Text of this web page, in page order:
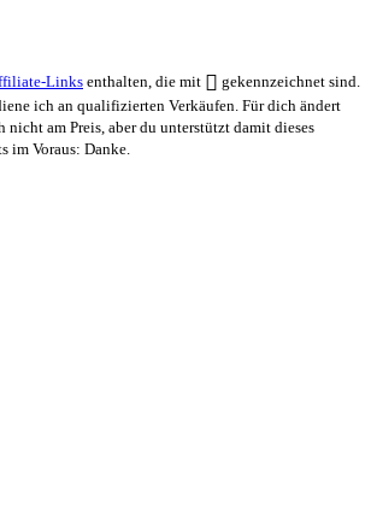
Links enthalten, die mit
gekennzeichnet sind.
ich an qualifizierten Verkäufen. Für dich ändert
nicht am Preis, aber du unterstützt damit dieses
im Voraus: Danke.